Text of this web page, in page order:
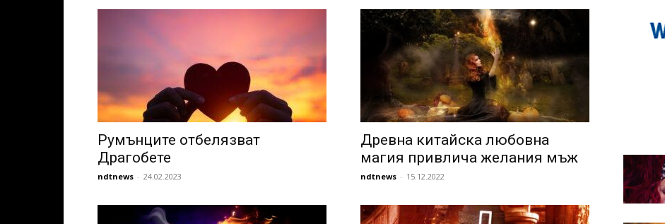
Румънците отбелязват
Драгобете
ndtnews - 24.02.2023
Древна китайска любовна
магия привлича желания мъж
ndtnews - 15.12.2022